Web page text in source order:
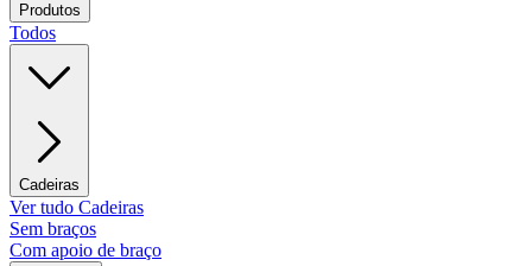
Produtos
Todos
Cadeiras
Ver tudo Cadeiras
Sem braços
Com apoio de braço